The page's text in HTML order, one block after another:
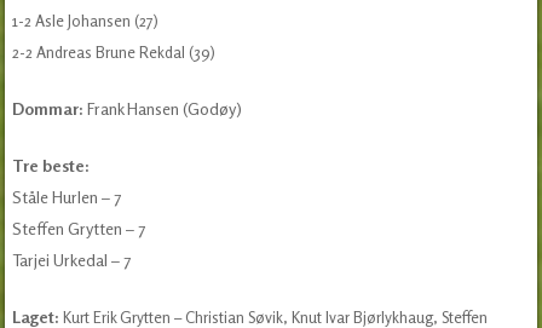
1-2 Asle Johansen (27)
2-2 Andreas Brune Rekdal (39)
Dommar:Frank Hansen (Godøy)
Tre beste:
Ståle Hurlen – 7
Steffen Grytten – 7
Tarjei Urkedal – 7
Laget: Kurt Erik Grytten – Christian Søvik, Knut Ivar Bjørlykhaug, Steffen